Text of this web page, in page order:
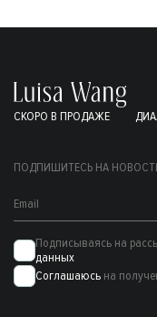
СКОРО В ПРОДАЖЕ
ПОДПИШИТЕСЬ НА
Подписываясь на
данных
Соглашаюсь на